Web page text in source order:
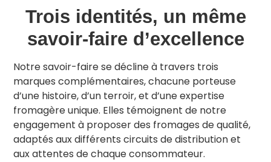
Trois identités, un même
savoir-faire d’excellence
Notre savoir-faire se décline à travers trois
marques complémentaires, chacune porteuse
d’une histoire, d’un terroir, et d’une expertise
fromagère unique. Elles témoignent de notre
engagement à proposer des fromages de qualité,
adaptés aux différents circuits de distribution et
aux attentes de chaque consommateur.